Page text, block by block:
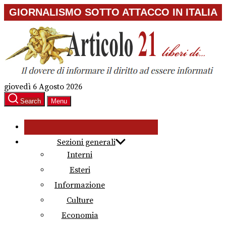
Skip
to
content
GIORNALISMO SOTTO ATTACCO IN ITALIA
giovedì 6 Agosto 2026
Search Menu
Sezioni generali
Interni
Esteri
Informazione
Culture
Economia